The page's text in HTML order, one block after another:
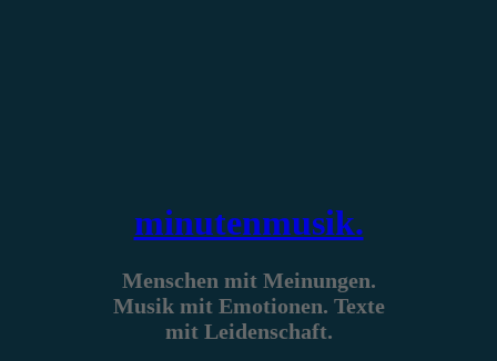
minutenmusik.
Menschen mit Meinungen.
Musik mit Emotionen. Texte
mit Leidenschaft.